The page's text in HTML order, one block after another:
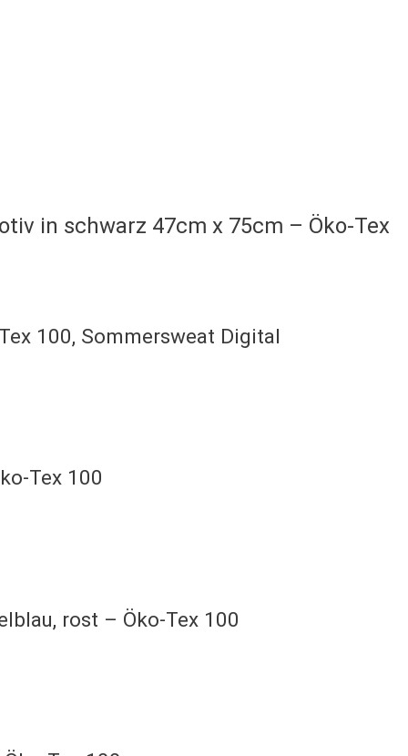
in schwarz 47cm x 75cm – Öko-Tex
100, Sommersweat Digital
Tex 100
rost – Öko-Tex 100